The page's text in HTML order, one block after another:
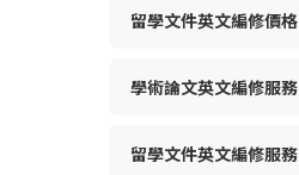
留學文件英文編修價格
學術論文英文編修服務
留學文件英文編修服務